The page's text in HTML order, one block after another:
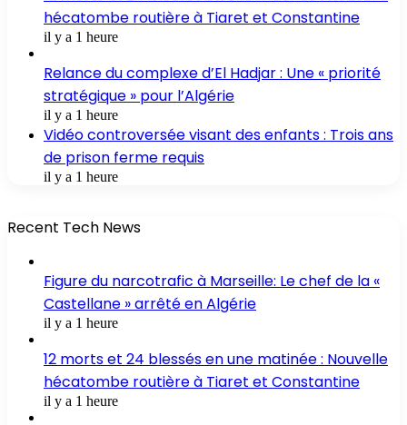
hécatombe routière à Tiaret et Constantine
il y a 1 heure
Relance du complexe d’El Hadjar : Une « priorité
stratégique » pour l’Algérie
il y a 1 heure
Vidéo controversée visant des enfants : Trois ans
de prison ferme requis
il y a 1 heure
Recent Tech News
Figure du narcotrafic à Marseille: Le chef de la «
Castellane » arrêté en Algérie
il y a 1 heure
12 morts et 24 blessés en une matinée : Nouvelle
hécatombe routière à Tiaret et Constantine
il y a 1 heure